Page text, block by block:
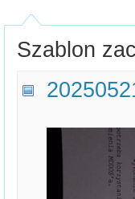
Szablon